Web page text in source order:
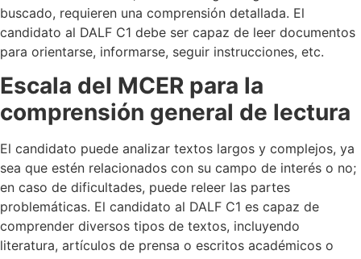
buscado, requieren una comprensión detallada. El
candidato al DALF C1 debe ser capaz de leer documentos
para orientarse, informarse, seguir instrucciones, etc.
Escala del MCER para la
comprensión general de lectura
El candidato puede analizar textos largos y complejos, ya
sea que estén relacionados con su campo de interés o no;
en caso de dificultades, puede releer las partes
problemáticas. El candidato al DALF C1 es capaz de
comprender diversos tipos de textos, incluyendo
literatura, artículos de prensa o escritos académicos o